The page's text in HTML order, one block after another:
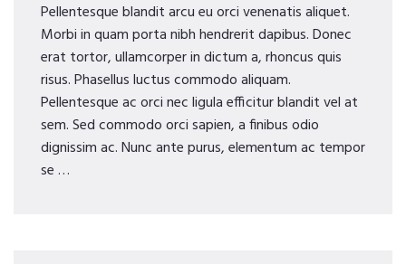
Pellentesque blandit arcu eu orci venenatis aliquet.
Morbi in quam porta nibh hendrerit dapibus. Donec
erat tortor, ullamcorper in dictum a, rhoncus quis
risus. Phasellus luctus commodo aliquam.
Pellentesque ac orci nec ligula efficitur blandit vel at
sem. Sed commodo orci sapien, a finibus odio
dignissim ac. Nunc ante purus, elementum ac tempor
se …